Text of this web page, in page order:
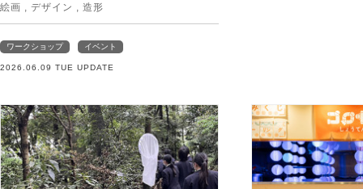
絵画 デザイン 造形
ワークショップ イベント
2026.06.09 TUE UPDATE